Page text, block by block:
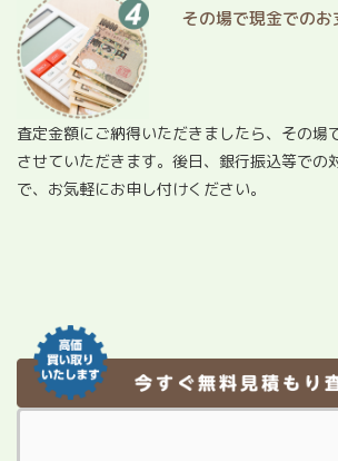
その場で現金でのお
査定金額にご納得いただきましたら、その場
させていただきます。後日、銀行振込等での
で、お気軽にお申し付けください。